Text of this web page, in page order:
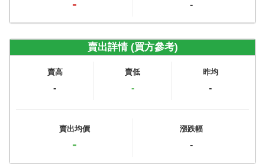
- -
賣出詳情 (買方參考)
賣高
-
賣低
-
昨均
-
賣出均價
-
漲跌幅
-